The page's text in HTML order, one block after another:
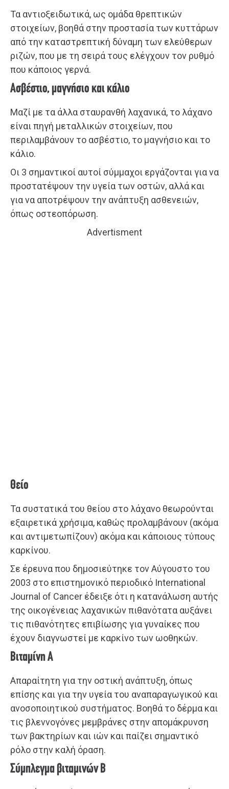
Τα αντιοξειδωτικά, ως ομάδα θρεπτικών
στοιχείων, βοηθά στην προστασία των κυττάρων
από την καταστρεπτική δύναμη των ελεύθερων
ριζών, που με τη σειρά τους ελέγχουν τον ρυθμό
που κάποιος γερνά.
Ασβέστιο, μαγνήσιο και κάλιο
Μαζί με τα άλλα σταυρανθή λαχανικά, το λάχανο
είναι πηγή μεταλλικών στοιχείων, που
περιλαμβάνουν το ασβέστιο, το μαγνήσιο και το
κάλιο.
Οι 3 σημαντικοί αυτοί σύμμαχοι εργάζονται για να
προστατέψουν την υγεία των οστών, αλλά και
για να αποτρέψουν την ανάπτυξη ασθενειών,
όπως οστεοπόρωση.
Advertisment
Θείο
Τα συστατικά του θείου στο λάχανο θεωρούνται
εξαιρετικά χρήσιμα, καθώς προλαμβάνουν (ακόμα
και αντιμετωπίζουν) ακόμα και κάποιους τύπους
καρκίνου.
Σε έρευνα που δημοσιεύτηκε τον Αύγουστο του
2003 στο επιστημονικό περιοδικό International
Journal of Cancer έδειξε ότι η κατανάλωση αυτής
της οικογένειας λαχανικών πιθανότατα αυξάνει
τις πιθανότητες επιβίωσης για γυναίκες που
έχουν διαγνωστεί με καρκίνο των ωοθηκών.
Βιταμίνη Α
Απαραίτητη για την οστική ανάπτυξη, όπως
επίσης και για την υγεία του αναπαραγωγικού και
ανοσοποιητικού συστήματος. Βοηθά το δέρμα και
τις βλεννογόνες μεμβράνες στην απομάκρυνση
των βακτηρίων και ιών και παίζει σημαντικό
ρόλο στην καλή όραση.
Σύμπλεγμα βιταμινών Β